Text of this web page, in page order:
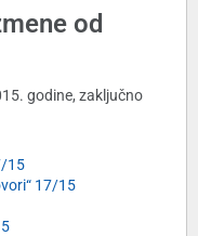
od
godine, zaključno
15
17/15